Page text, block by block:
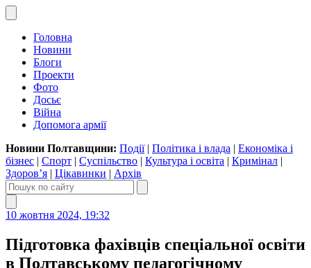
Головна
Новини
Блоги
Проекти
Фото
Досьє
Війна
Допомога армії
Новини Полтавщини: Події| Політика і влада | Економіка і
бізнес | Спорт | Суспільство | Культура і освіта | Кримінал |
Здоров’я | Цікавинки | Архів
10 жовтня 2024, 19:32
Підготовка фахівців спеціальної освіти
в Полтавському педагогічному